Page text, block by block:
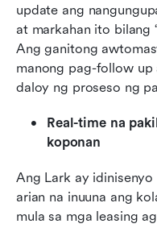
update ang
at markahan ito bilang
Ang ganitong
manong pag-follow
daloy ng proseso ng
Real-time na
koponan
Ang Lark ay
arian na inuuna ang
mula sa mga leasing